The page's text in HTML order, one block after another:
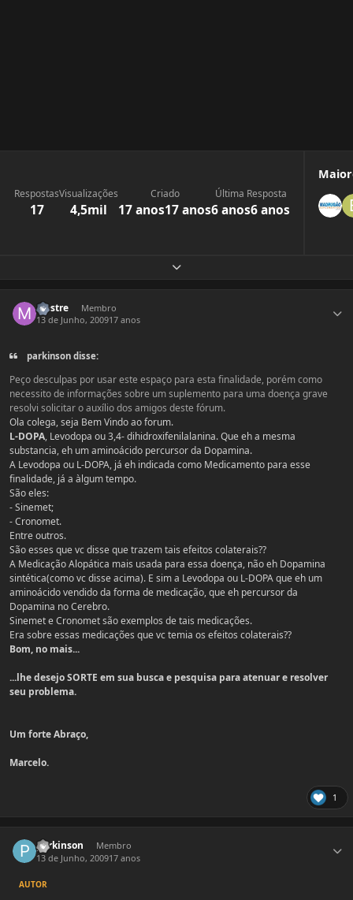
Respostas
17
Visualizações
4,5mil
Criado
17 anos17 anos
Última Resposta
6 anos6 anos
Expandir visão geral do tópico
Mestre
Membro
13 de Junho, 200917 anos
parkinson disse:
Peço desculpas por usar este espaço para esta finalidade, porém como
necessito de informações sobre um suplemento para uma doença grave
resolvi solicitar o auxílio dos amigos deste fórum.
Ola colega, seja Bem Vindo ao forum.
L-DOPA, Levodopa ou 3,4- dihidroxifenilalanina. Que eh a mesma
substancia, eh um aminoácido percursor da Dopamina.
A Levodopa ou L-DOPA, já eh indicada como Medicamento para esse
finalidade, já a àlgum tempo.
São eles:
- Sinemet;
- Cronomet.
Entre outros.
São esses que vc disse que trazem tais efeitos colaterais??
A Medicação Alopática mais usada para essa doença, não eh Dopamina
sintética(como vc disse acima). E sim a Levodopa ou L-DOPA que eh um
aminoácido vendido da forma de medicação, que eh percursor da
Dopamina no Cerebro.
Sinemet e Cronomet são exemplos de tais medicações.
Era sobre essas medicações que vc temia os efeitos colaterais??
Bom, no mais...
...lhe desejo SORTE em sua busca e pesquisa para atenuar e resolver
seu problema.
Um forte Abraço,
Marcelo.
1
parkinson
Membro
13 de Junho, 200917 anos
AUTOR